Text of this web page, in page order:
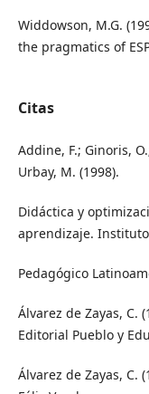
Widdowson, M.G.
the pragmatics of
Citas
Addine, F.; Ginoris,
Urbay, M. (1998).
Didáctica y
aprendizaje. Instituto
Pedagógico
Álvarez de Zayas, C.
Editorial Pueblo y
Álvarez de Zayas, C.